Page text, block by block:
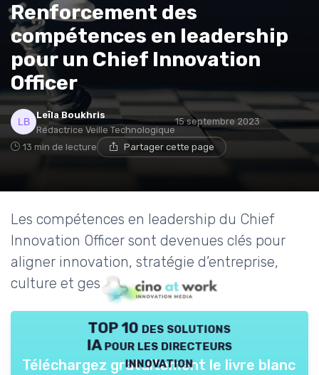
Renforcement des
compétences en leadership
pour un Chief Innovation
Officer
Leïla Boukhris
Rédactrice Veille Technologique
15 septembre 2023
13 min de lecture Partager cette page
Les compétences en leadership du Chief
Innovation Officer sont devenues clés pour
aligner innovation, stratégie d’entreprise,
culture et gestion des projets.
TOP 10 des solutions
IA pour les directeurs
innovation
Téléchargez gratuitement le livre blanc